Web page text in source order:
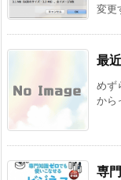
変更
最
めず
から
専